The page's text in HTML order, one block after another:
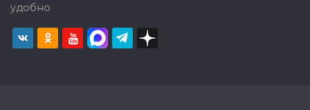
удобно